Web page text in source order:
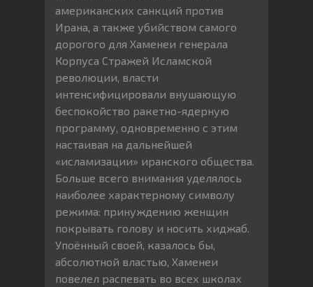
американских санкций против
Ирана, а также убийством самого
дорогого для Хаменеи генерала
Корпуса Стражей Исламской
революции, власти
интенсифицировали внушающую
беспокойство ракетно-ядерную
программу, одновременно с этим
настаивая на дальнейшей
«исламизации» иранского общества.
Больше всего внимания уделялось
наиболее характерному символу
режима: принуждению женщин
покрывать голову и носить хиджаб.
Упоённый своей, казалось бы,
абсолютной властью, Хаменеи
повелел распевать во всех школах